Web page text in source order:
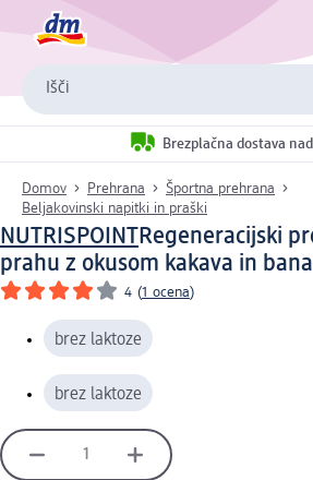
Išči
Brezplačna dostava nad
Domov Prehrana
Športna prehrana
Beljakovinski napitki in praški
NUTRISPOINTRegeneracijski
prahu z okusom kakava in
4 (1 ocena)
brez laktoze
brez laktoze